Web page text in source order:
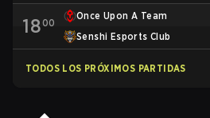
1800
Once Upon A Team
Senshi Esports Club
TODOS LOS PRÓXIMOS PARTIDAS